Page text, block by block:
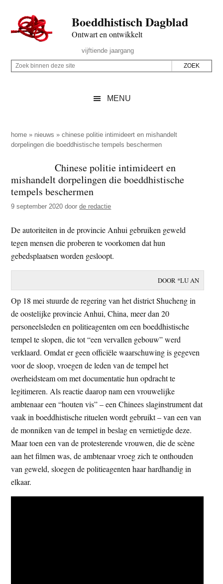
naar
de
inhoud
secondary
naar
de
sidebar
naar
de
Boeddhistisch Dagblad
Ontwart en ontwikkelt
Rechts
vijftiende jaargang
Z
p
d
z
e
s
t
e
Z
i
n
n
d
e
e
s
i
t
MENU
home » nieuws »chinese politie intimideert en mishandelt
dorpelingen die boeddhistische tempels beschermen
Chinese politie intimideert en
mishandelt dorpelingen die boeddhistische
tempels beschermen
9 september 2020 doorde redactie
De autoriteiten in de provincie Anhui gebruiken geweld
tegen mensen die proberen te voorkomen dat hun
gebedsplaatsen worden gesloopt.
DOOR *LU AN
Op 18 mei stuurde de regering van het district Shucheng in
de oostelijke provincie Anhui, China, meer dan 20
personeelsleden en politieagenten om een boeddhistische
tempel te slopen, die tot “een vervallen gebouw” werd
verklaard. Omdat er geen officiële waarschuwing is gegeven
voor de sloop, vroegen de leden van de tempel het
overheidsteam om met documentatie hun opdracht te
legitimeren. Als reactie daarop nam een vrouwelijke
ambtenaar een “houten vis” – een Chinees slaginstrument dat
vaak in boeddhistische rituelen wordt gebruikt – van een van
de monniken van de tempel in beslag en vernietigde deze.
Maar toen een van de protesterende vrouwen, die de scène
aan het filmen was, de ambtenaar vroeg zich te onthouden
van geweld, sloegen de politieagenten haar hardhandig in
elkaar.